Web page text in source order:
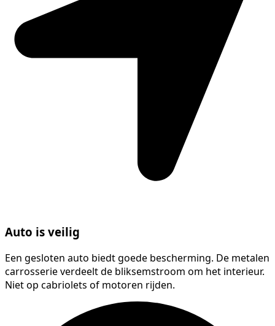
Auto is veilig
Een gesloten auto biedt goede bescherming. De metalen
carrosserie verdeelt de bliksemstroom om het interieur.
Niet op cabriolets of motoren rijden.